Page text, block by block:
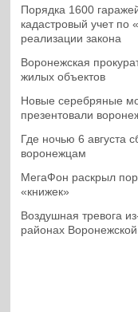
Порядка 1600
кадастровый учет по
реализации закона
Воронежская
жилых объектов
Новые серебряные
презентовали
Где ночью 6 августа
воронежцам
МегаФон раскрыл
«книжек»
Воздушная тревога
районах Воронежской